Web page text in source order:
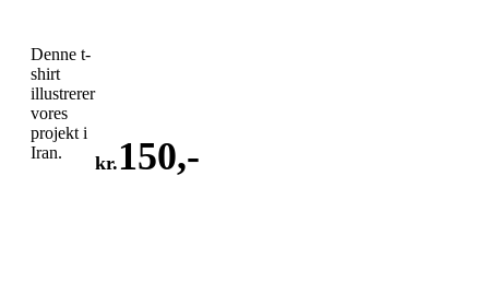
Denne t-
shirt
illustrerer
vores
projekt i
Iran.
kr. 150,-